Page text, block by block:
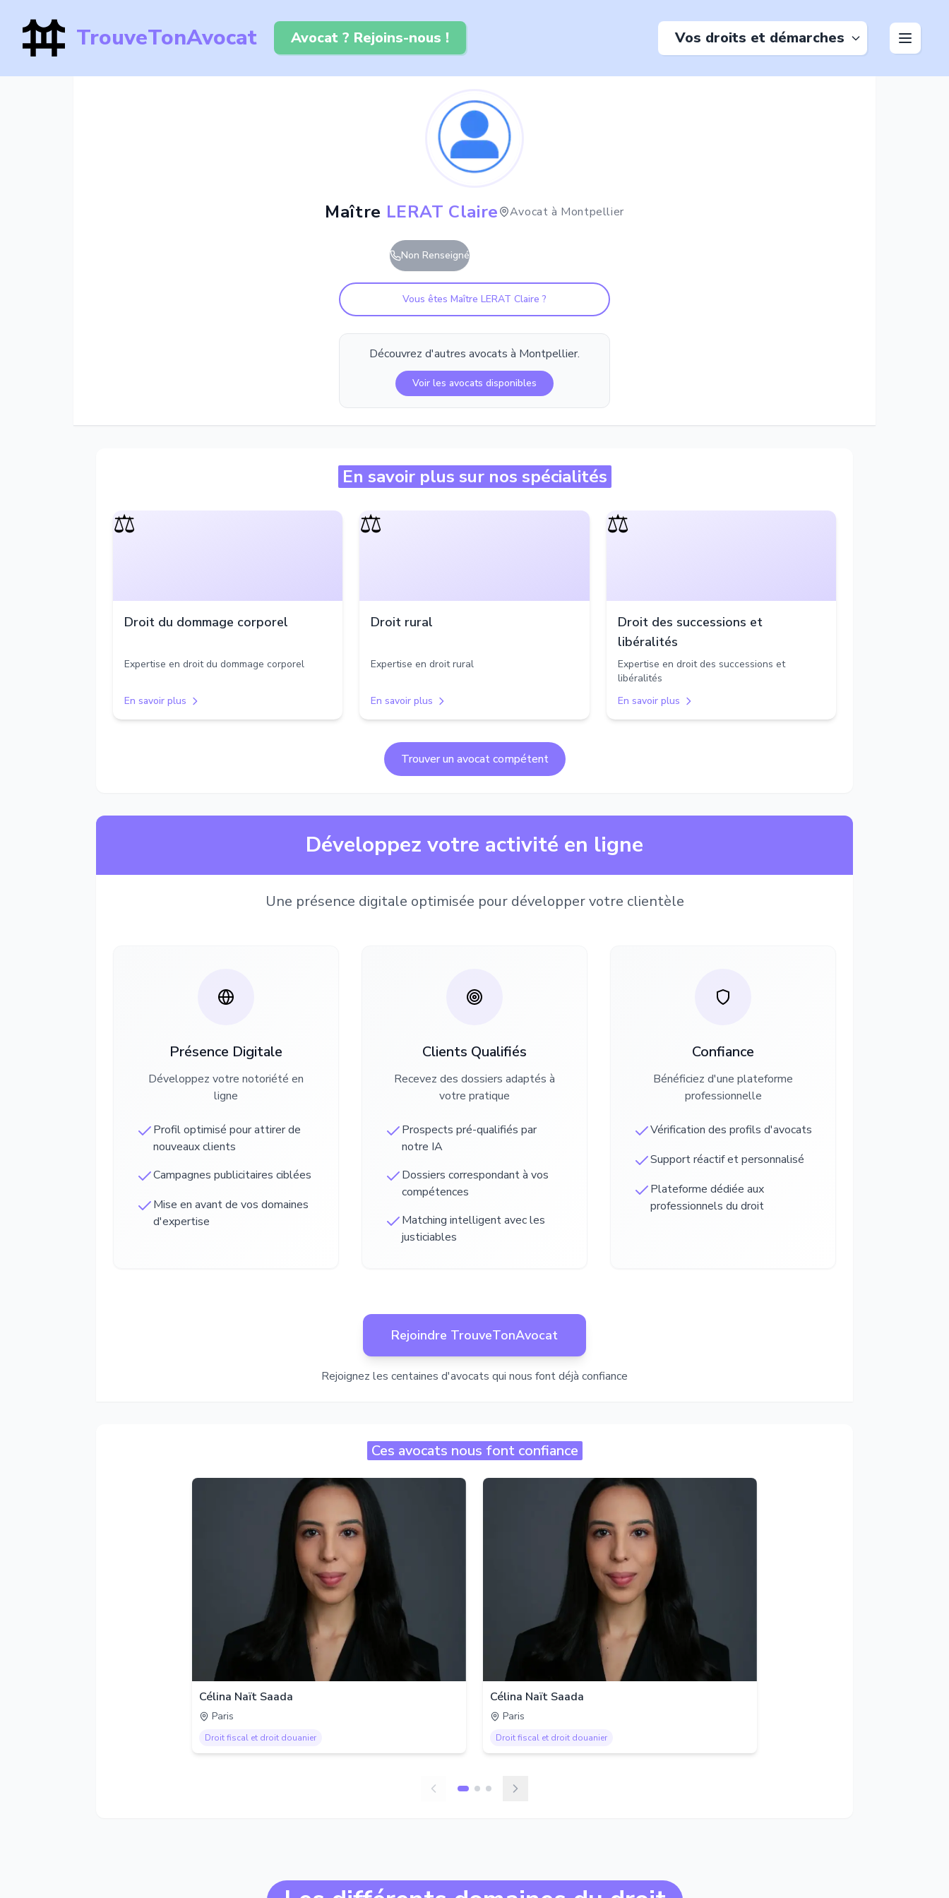
TrouveTonAvocat Avocat ? Rejoins-nous ! Vos droits et démarches
Maître LERAT Claire Avocat à Montpellier
Non Renseigné
Vous êtes Maître LERAT Claire ?
Découvrez d'autres avocats à Montpellier.
Voir les avocats disponibles
En savoir plus sur nos spécialités
⚖️
Droit du dommage corporel
Expertise en droit du dommage corporel
En savoir plus
⚖️
Droit rural
Expertise en droit rural
En savoir plus
⚖️
Droit des successions et
libéralités
Expertise en droit des successions et
libéralités
En savoir plus
Trouver un avocat compétent
Développez votre activité en ligne
Une présence digitale optimisée pour développer votre clientèle
Présence Digitale
Développez votre notoriété en
ligne
Profil optimisé pour attirer de
nouveaux clients
Campagnes publicitaires ciblées
Mise en avant de vos domaines
d'expertise
Clients Qualifiés
Recevez des dossiers adaptés à
votre pratique
Prospects pré-qualifiés par
notre IA
Dossiers correspondant à vos
compétences
Matching intelligent avec les
justiciables
Confiance
Bénéficiez d'une plateforme
professionnelle
Vérification des profils d'avocats
Support réactif et personnalisé
Plateforme dédiée aux
professionnels du droit
Rejoindre TrouveTonAvocat
Rejoignez les centaines d'avocats qui nous font déjà confiance
Ces avocats nous font confiance
Célina Naït Saada
Paris
Droit fiscal et droit douanier
Célina Naït Saada
Paris
Droit fiscal et droit douanier